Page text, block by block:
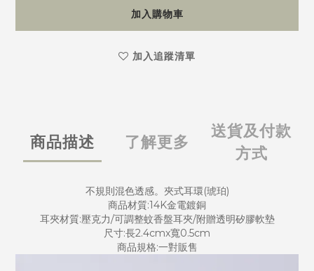
加入購物車
加入追蹤清單
商品描述 了解更多
送貨及付款
方式
不規則混色透感。夾式耳環(琥珀)
商品材質:14K金電鍍銅
耳夾材質:壓克力/可調整蚊香盤耳夾/附贈透明矽膠軟墊
尺寸:長2.4cmx寬0.5cm
商品規格:一對販售